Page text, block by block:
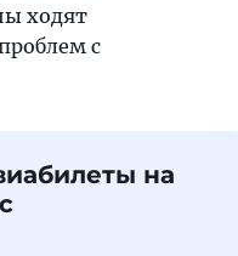
ходят
с
на